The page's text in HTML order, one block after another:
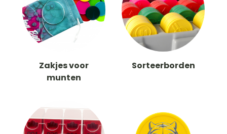
Zakjes voor
munten
Sorteerborden